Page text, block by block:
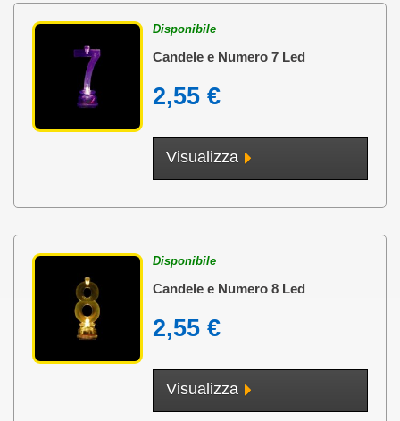
Disponibile
Candele e Numero 7 Led
2,55 €
Visualizza
Disponibile
Candele e Numero 8 Led
2,55 €
Visualizza